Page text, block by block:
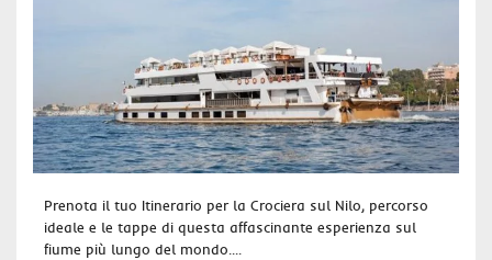
Prenota il tuo Itinerario per la Crociera sul Nilo, percorso
ideale e le tappe di questa affascinante esperienza sul
fiume più lungo del mondo....